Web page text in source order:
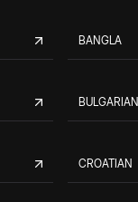
BANGLA
BULGARIAN
CROATIAN